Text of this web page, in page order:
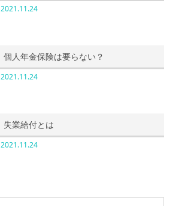
2021.11.24
個人年金保険は要らない？
2021.11.24
失業給付とは
2021.11.24